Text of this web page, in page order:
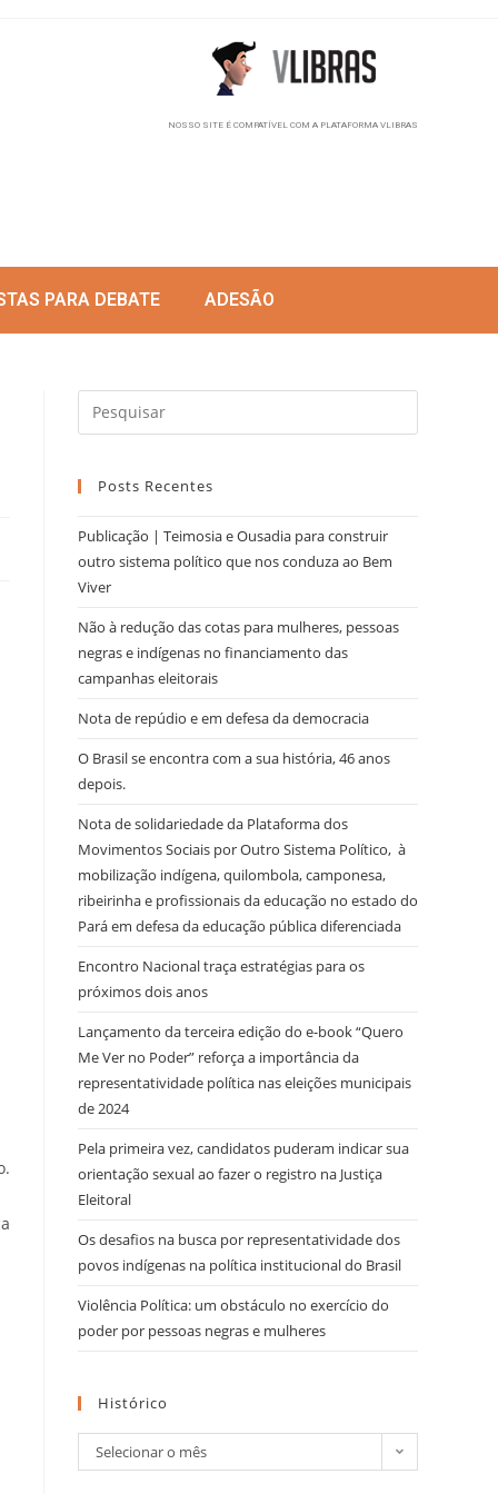
NOSSO SITE É COMPATÍVEL COM A PLATAFORMA VLIBRAS
PARA DEBATE ADESÃO
Posts Recentes
Publicação | Teimosia e Ousadia para construir
outro sistema político que nos conduza ao Bem
Viver
Não à redução das cotas para mulheres, pessoas
negras e indígenas no financiamento das
campanhas eleitorais
Nota de repúdio e em defesa da democracia
O Brasil se encontra com a sua história, 46 anos
depois.
Nota de solidariedade da Plataforma dos
Movimentos Sociais por Outro Sistema Político, à
mobilização indígena, quilombola, camponesa,
ribeirinha e profissionais da educação no estado do
Pará em defesa da educação pública diferenciada
Encontro Nacional traça estratégias para os
próximos dois anos
Lançamento da terceira edição do e-book “Quero
Me Ver no Poder” reforça a importância da
representatividade política nas eleições municipais
de 2024
Pela primeira vez, candidatos puderam indicar sua
orientação sexual ao fazer o registro na Justiça
Eleitoral
Os desafios na busca por representatividade dos
povos indígenas na política institucional do Brasil
Violência Política: um obstáculo no exercício do
poder por pessoas negras e mulheres
Histórico
Selecionar o mês